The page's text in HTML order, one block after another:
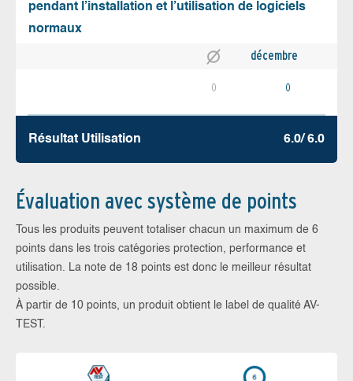
pendant l’installation et l’utilisation de logiciels
normaux
décembre
0 0
Résultat Utilisation 6.0/ 6.0
Évaluation avec système de points
Tous les produits peuvent totaliser chacun un maximum de 6
points dans les trois catégories protection, performance et
utilisation. La note de 18 points est donc le meilleur résultat
possible.
À partir de 10 points, un produit obtient le label de qualité AV-
TEST.